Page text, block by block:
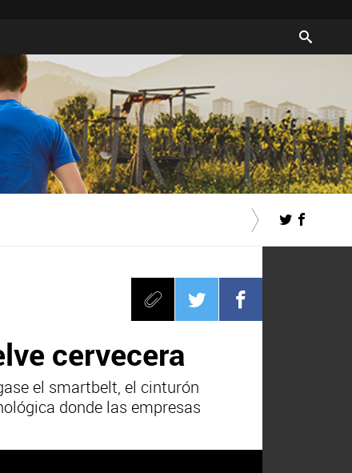
cervecera
el smartbelt, el cinturón
donde las empresas